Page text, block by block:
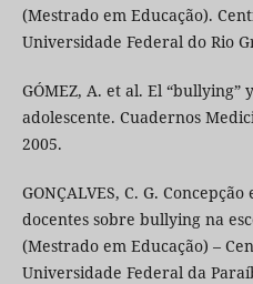
(Mestrado em Educação).
Universidade Federal do Rio
GÓMEZ, A. et al. El
adolescente. Cuadernos
2005.
GONÇALVES, C. G.
docentes sobre bullying na
(Mestrado em Educação) –
Universidade Federal da